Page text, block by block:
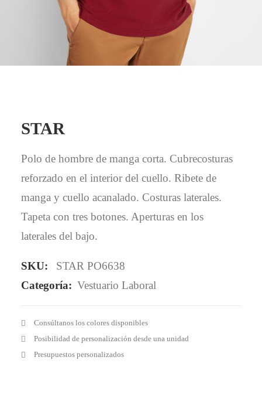
Teléfono - 931 97 40 60
WhatsApp - 634 777 310
STAR
Polo de hombre de manga corta. Cubrecosturas
reforzado en el interior del cuello. Ribete de
manga y cuello acanalado. Costuras laterales.
Tapeta con tres botones. Aperturas en los
laterales del bajo.
SKU:
STAR PO6638
Categoría: Vestuario Laboral
Consúltanos los colores disponibles
Posibilidad de personalización desde una unidad
Presupuestos personalizados